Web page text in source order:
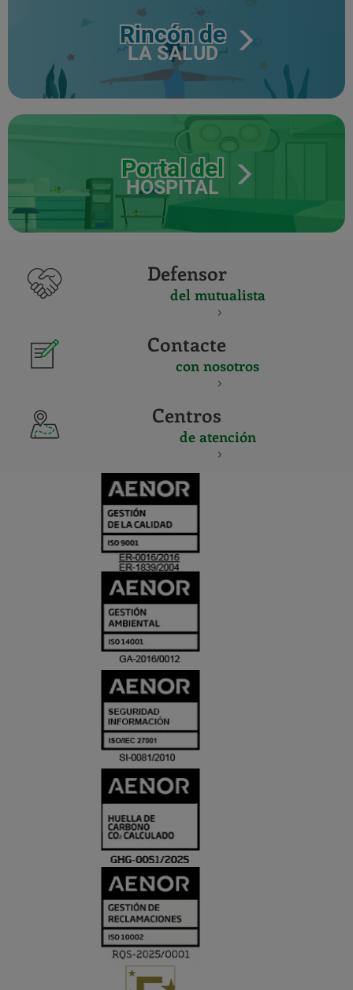
Rincón de
LA SALUD
Portal del
HOSPITAL
Defensor
del mutualista
Contacte
con nosotros
Centros
de atención